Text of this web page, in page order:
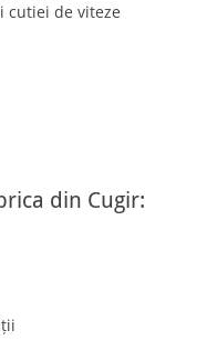
cutiei de viteze
din Cugir: